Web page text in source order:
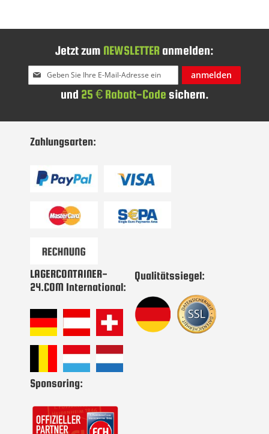
Jetzt zum NEWSLETTER anmelden:
Melden
Sie
an:
anmelden
und 25 € Rabatt-Code sichern.
Zahlungsarten:
LAGERCONTAINER-
24.COM International:
Qualitätssiegel:
Sponsoring: